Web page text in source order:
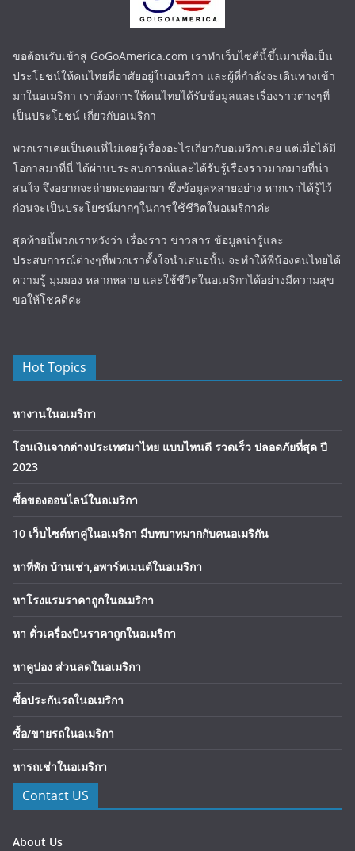
ขอต้อนรับเข้าสู่ GoGoAmerica.com เราทำเว็บไซต์นี้ขึ้นมาเพื่อเป็น
ประโยชน์ให้คนไทยที่อาศัยอยู่ในอเมริกา และผู้ที่กำลังจะเดินทางเข้า
มาในอเมริกา เราต้องการให้คนไทยได้รับข้อมูลและเรื่องราวต่างๆที่
เป็นประโยชน์ เกี่ยวกับอเมริกา
พวกเราเคยเป็นคนที่ไม่เคยรู้เรื่องอะไรเกี่ยวกับอเมริกาเลย แต่เมื่อได้มี
โอกาสมาที่นี่ ได้ผ่านประสบการณ์และได้รับรู้เรื่องราวมากมายที่น่า
สนใจ จึงอยากจะถ่ายทอดออกมา ซึ่งข้อมูลหลายอย่าง หากเราได้รู้ไว้
ก่อนจะเป็นประโยชน์มากๆในการใช้ชีวิตในอเมริกาค่ะ
สุดท้ายนี้พวกเราหวังว่า เรื่องราว ข่าวสาร ข้อมูลน่ารู้และ
ประสบการณ์ต่างๆที่พวกเราตั้งใจนำเสนอนั้น จะทำให้พี่น้องคนไทยได้
ความรู้ มุมมอง หลากหลาย และใช้ชีวิตในอเมริกาได้อย่างมีความสุข
ขอให้โชคดีค่ะ
Hot Topics
หางานในอเมริกา
โอนเงินจากต่างประเทศมาไทย แบบไหนดี รวดเร็ว ปลอดภัยที่สุด ปี
2023
ซื้อของออนไลน์ในอเมริกา
10 เว็บไซต์หาคู่ในอเมริกา มีบทบาทมากกับคนอเมริกัน
หาที่พัก บ้านเช่า,อพาร์ทเมนต์ในอเมริกา
หาโรงแรมราคาถูกในอเมริกา
หา ตั๋วเครื่องบินราคาถูกในอเมริกา
หาคูปอง ส่วนลดในอเมริกา
ซื้อประกันรถในอเมริกา
ซื้อ/ขายรถในอเมริกา
หารถเช่าในอเมริกา
Contact US
About Us